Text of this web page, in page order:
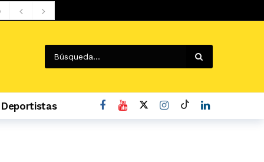
Deportistas